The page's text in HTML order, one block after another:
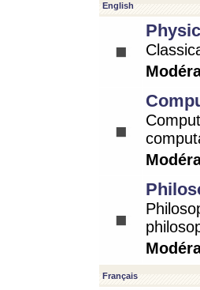
English
Français